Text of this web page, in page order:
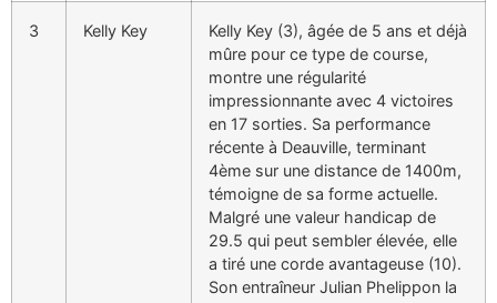
3 Kelly Key
Kelly Key (3), âgée de 5 ans et déjà
mûre pour ce type de course,
montre une régularité
impressionnante avec 4 victoires
en 17 sorties. Sa performance
récente à Deauville, terminant
4ème sur une distance de 1400m,
témoigne de sa forme actuelle.
Malgré une valeur handicap de
29.5 qui peut sembler élevée, elle
a tiré une corde avantageuse (10).
Son entraîneur Julian Phelippon la